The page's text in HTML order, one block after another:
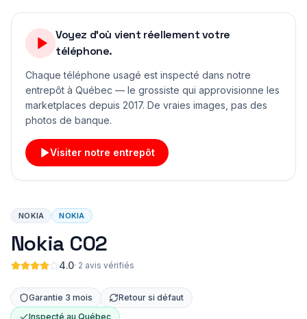
Voyez d'où vient réellement votre
téléphone.
Chaque téléphone usagé est inspecté dans notre
entrepôt à Québec — le grossiste qui approvisionne les
marketplaces depuis 2017. De vraies images, pas des
photos de banque.
Visiter notre entrepôt
NOKIA NOKIA
Nokia C02
4.0· 2 avis vérifiés
Garantie 3 mois
Retour si défaut
Inspecté au Québec